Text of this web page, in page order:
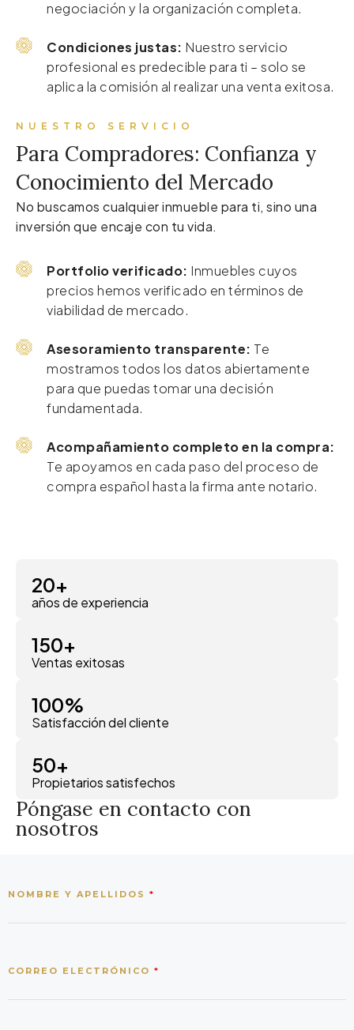
negociación y la organización completa.
Condiciones justas: Nuestro servicio
profesional es predecible para ti – solo se
aplica la comisión al realizar una venta exitosa.
NUESTRO SERVICIO
Para Compradores: Confianza y
Conocimiento del Mercado
No buscamos cualquier inmueble para ti, sino una
inversión que encaje con tu vida.
Portfolio verificado: Inmuebles cuyos
precios hemos verificado en términos de
viabilidad de mercado.
Asesoramiento transparente: Te
mostramos todos los datos abiertamente
para que puedas tomar una decisión
fundamentada.
Acompañamiento completo en la compra:
Te apoyamos en cada paso del proceso de
compra español hasta la firma ante notario.
años de experiencia
20+
Ventas exitosas
150+
Satisfacción del cliente
100%
Propietarios satisfechos
50+
Póngase en contacto con
nosotros
NOMBRE Y APELLIDOS *
CORREO ELECTRÓNICO *